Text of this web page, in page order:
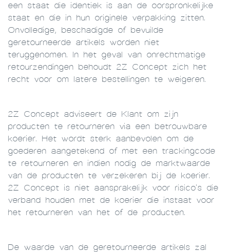
een staat die identiek is aan de oorspronkelijke
staat en die in hun originele verpakking zitten.
Onvolledige, beschadigde of bevuilde
geretourneerde artikels worden niet
teruggenomen. In het geval van onrechtmatige
retourzendingen behoudt 2Z Concept zich het
recht voor om latere bestellingen te weigeren.
2Z Concept adviseert de Klant om zijn
producten te retourneren via een betrouwbare
koerier. Het wordt sterk aanbevolen om de
goederen aangetekend of met een trackingcode
te retourneren en indien nodig de marktwaarde
van de producten te verzekeren bij de koerier.
2Z Concept is niet aansprakelijk voor risico's die
verband houden met de koerier die instaat voor
het retourneren van het of de producten.
De waarde van de geretourneerde artikels zal